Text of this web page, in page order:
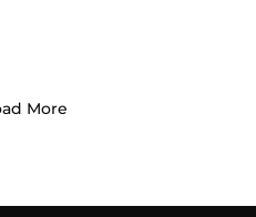
More